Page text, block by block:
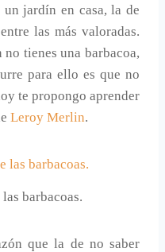
jardín en casa, la de
las más valoradas.
tienes una barbacoa,
para ello es que no
te propongo aprender
Leroy Merlin.
barbacoas.
que la de no saber